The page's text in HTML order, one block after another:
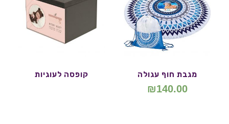
מגבת חוף עגולה
₪140.00
קופסה לעוגיות